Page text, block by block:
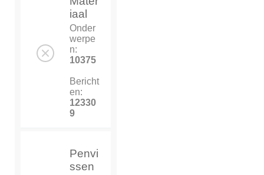
iaal
Onder
werpe
n:
10375
Bericht
en:
12330
9
Penvi
ssen